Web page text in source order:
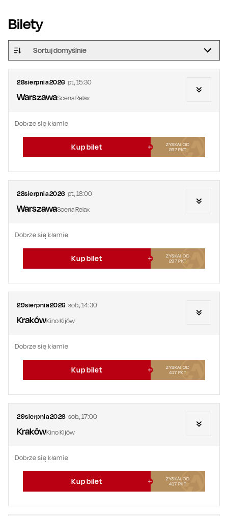
Bilety
Sortuj domyślnie
28sierpnia2026 pt.,15:30
WarszawaScena Relax
Dobrze się kłamie
Kup bilet
ZYSKAJ OD
297PKT
28sierpnia2026 pt.,18:00
WarszawaScena Relax
Dobrze się kłamie
Kup bilet
ZYSKAJ OD
297PKT
29sierpnia2026 sob.,14:30
KrakówKino Kijów
Dobrze się kłamie
Kup bilet
ZYSKAJ OD
417 PKT
29sierpnia2026 sob.,17:00
KrakówKino Kijów
Dobrze się kłamie
Kup bilet
ZYSKAJ OD
417 PKT